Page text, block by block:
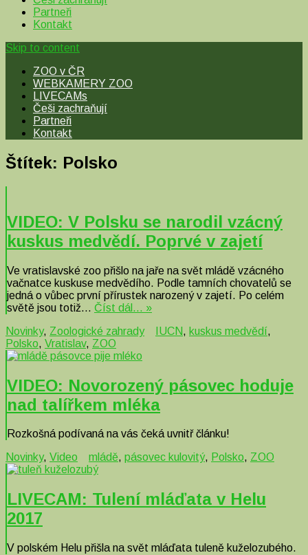
Partneři
Kontakt
Skip to content
ZOO v ČR
WEBKAMERY ZOO
LIVECAMs
Češi zachraňují
Partneři
Kontakt
Štítek: Polsko
VIDEO: V Polsku se narodil vzácný
kuskus medvědí. Poprvé v zajetí
Ve vratislavské zoo přišlo na jaře na svět mládě vzácného
vačnatce kuskuse medvědího. Podle tamních chovatelů se
jedná o vůbec první přírustek narozený v zajetí. Po celém
světě jsou totiž… Číst dál… »
Novinky, Zoologické zahrady IUCN, kuskus medvědí,
Polsko, Vratislav, ZOO
VIDEO: Novorozený pásovec hoduje
nad talířkem mléka
Rozkošná podívaná na vás čeká uvnitř článku!
Novinky, Video mládě, pásovec kulovitý, Polsko, ZOO
LIVECAM: Tulení mláďata v Helu
2017
V polském Helu přišla na svět mláďata tuleně kuželozubého.